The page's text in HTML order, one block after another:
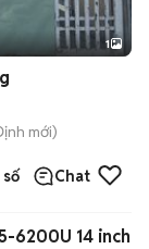
1
mới)
Chat
6200U 14 inch